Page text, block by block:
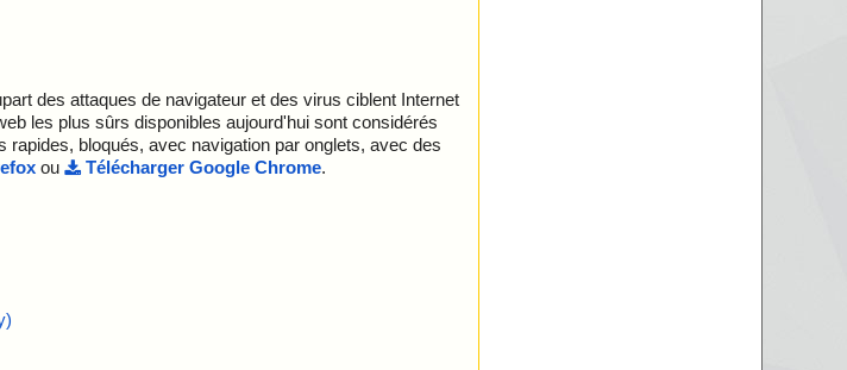
des attaques de navigateur et des virus ciblent Internet
les plus sûrs disponibles aujourd'hui sont considérés
rapides, bloqués, avec navigation par onglets, avec des
ou Télécharger Google Chrome.